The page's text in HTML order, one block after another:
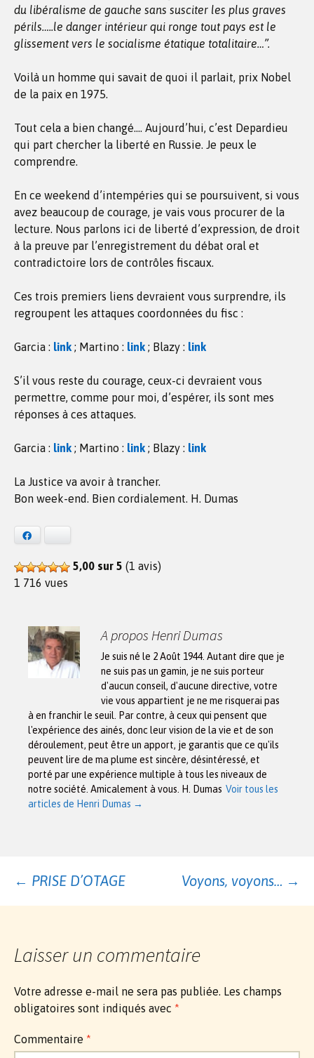
du libéralisme de gauche sans susciter les plus graves
périls…..le danger intérieur qui ronge tout pays est le
glissement vers le socialisme étatique totalitaire…”.
Voilà un homme qui savait de quoi il parlait, prix Nobel
de la paix en 1975.
Tout cela a bien changé…. Aujourd’hui, c’est Depardieu
qui part chercher la liberté en Russie. Je peux le
comprendre.
En ce weekend d’intempéries qui se poursuivent, si vous
avez beaucoup de courage, je vais vous procurer de la
lecture. Nous parlons ici de liberté d’expression, de droit
à la preuve par l’enregistrement du débat oral et
contradictoire lors de contrôles fiscaux.
Ces trois premiers liens devraient vous surprendre, ils
regroupent les attaques coordonnées du fisc :
Garcia : link ; Martino : link ; Blazy : link
S’il vous reste du courage, ceux-ci devraient vous
permettre, comme pour moi, d’espérer, ils sont mes
réponses à ces attaques.
Garcia : link ; Martino : link ; Blazy : link
La Justice va avoir à trancher.
Bon week-end. Bien cordialement. H. Dumas
5,00 sur 5 (1 avis)
1 716 vues
A propos Henri Dumas
Je suis né le 2 Août 1944. Autant dire que je
ne suis pas un gamin, je ne suis porteur
d'aucun conseil, d'aucune directive, votre
vie vous appartient je ne me risquerai pas
à en franchir le seuil. Par contre, à ceux qui pensent que
l'expérience des ainés, donc leur vision de la vie et de son
déroulement, peut être un apport, je garantis que ce qu'ils
peuvent lire de ma plume est sincère, désintéressé, et
porté par une expérience multiple à tous les niveaux de
notre société. Amicalement à vous. H. Dumas Voir tous les
articles de Henri Dumas →
Navigation
articles
← PRISE D’OTAGE Voyons, voyons… →
Laisser un commentaire
Votre adresse e-mail ne sera pas publiée. Les champs
obligatoires sont indiqués avec *
Commentaire *